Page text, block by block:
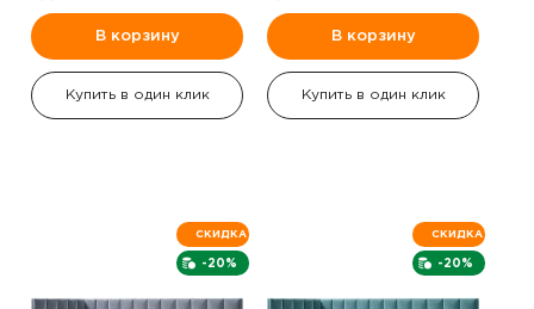
В корзину
Купить в один клик
В корзину
Купить в один клик
-20%
СКИДКА
-20%
СКИДКА